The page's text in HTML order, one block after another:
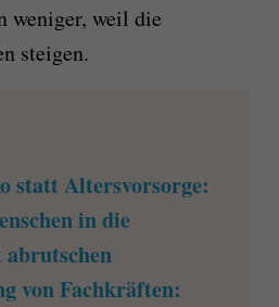
weniger, weil die
steigen.
statt Altersvorsorge:
in die
von Fachkräften: